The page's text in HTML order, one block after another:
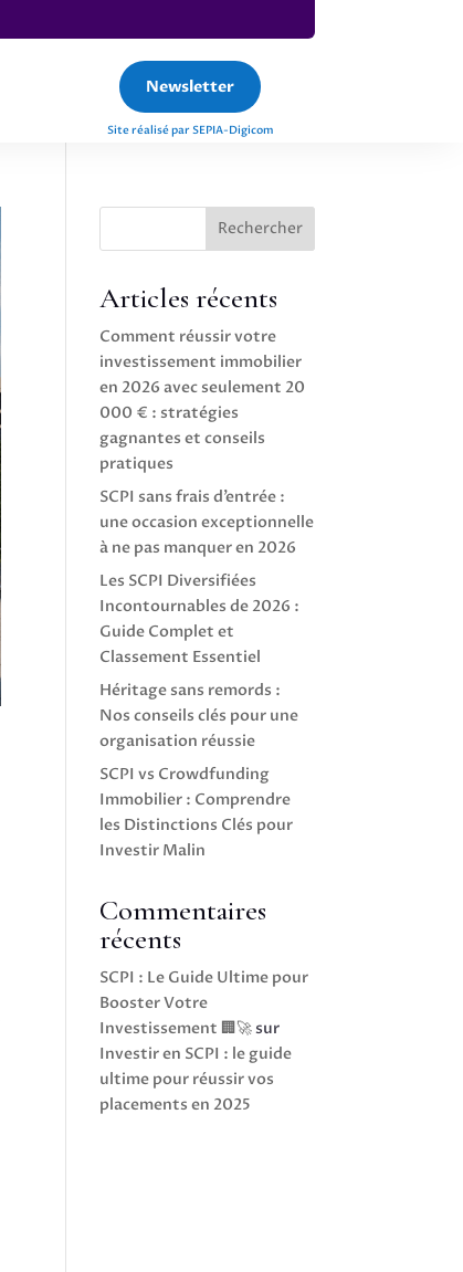
Newsletter
Site réalisé par SEPIA-Digicom
Rechercher
Articles récents
Comment réussir votre
investissement immobilier
en 2026 avec seulement 20
000 € : stratégies
gagnantes et conseils
pratiques
SCPI sans frais d’entrée :
une occasion exceptionnelle
à ne pas manquer en 2026
Les SCPI Diversifiées
Incontournables de 2026 :
Guide Complet et
Classement Essentiel
Héritage sans remords :
Nos conseils clés pour une
organisation réussie
SCPI vs Crowdfunding
Immobilier : Comprendre
les Distinctions Clés pour
Investir Malin
Commentaires
récents
SCPI : Le Guide Ultime pour
Booster Votre
Investissement 🏢🚀sur
Investir en SCPI : le guide
ultime pour réussir vos
placements en 2025